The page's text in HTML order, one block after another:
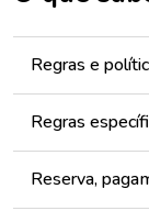
Regras e
Regras
Reserva,